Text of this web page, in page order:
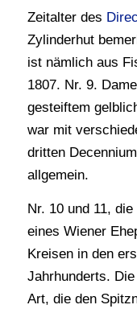
Zeitalter des
Zylinderhut
ist nämlich aus
1807. Nr. 9.
gesteiftem
war mit
dritten
allgemein.
Nr. 10 und 11,
eines Wiener
Kreisen in den
Jahrhunderts.
Art, die den